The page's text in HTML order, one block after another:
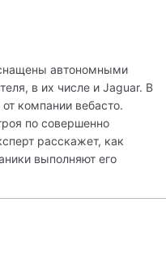
автономными
в их числе и Jaguar. В
компании вебасто.
по совершенно
расскажет, как
выполняют его